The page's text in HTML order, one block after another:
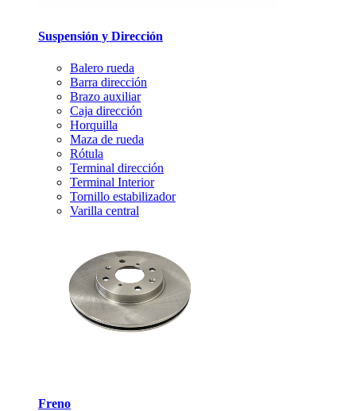
Suspensión y Dirección
Balero rueda
Barra dirección
Brazo auxiliar
Caja dirección
Horquilla
Maza de rueda
Rótula
Terminal dirección
Terminal Interior
Tornillo estabilizador
Varilla central
Freno